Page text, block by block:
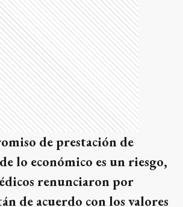
de prestación de
lo económico es un riesgo,
renunciaron por
de acuerdo con los valores